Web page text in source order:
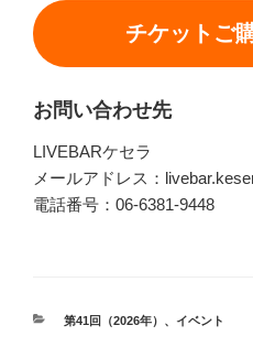
チケットご
お問い合わせ先
LIVEBARケセラ
メールアドレス：
電話番号：06-6381-9448
カ
第41回（2026年） 、 イベント